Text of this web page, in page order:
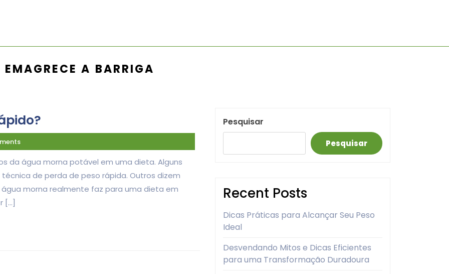
A BARRIGA
da água morna potável em uma dieta. Alguns
de perda de peso rápida. Outros dizem
morna realmente faz para uma dieta em
[…]
Pesquisar
Pesquisar
Recent Posts
Dicas Práticas para Alcançar Seu Peso
Ideal
Desvendando Mitos e Dicas Eficientes
para uma Transformação Duradoura